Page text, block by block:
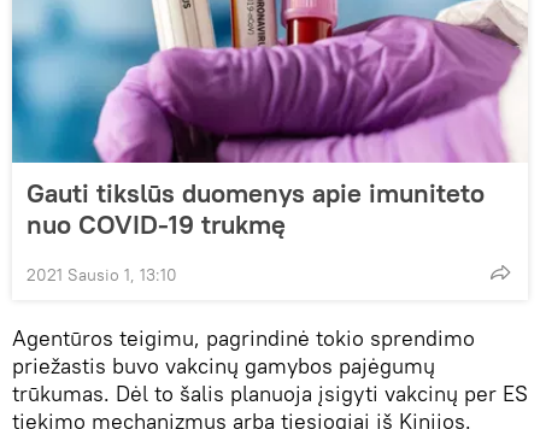
Gauti tikslūs duomenys apie imuniteto
nuo COVID-19 trukmę
2021 Sausio 1, 13:10
Agentūros teigimu, pagrindinė tokio sprendimo
priežastis buvo vakcinų gamybos pajėgumų
trūkumas. Dėl to šalis planuoja įsigyti vakcinų per ES
tiekimo mechanizmus arba tiesiogiai iš Kinijos.